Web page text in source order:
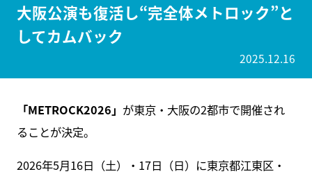
大阪公演も復活し“完全体メトロック”と
してカムバック
2025.12.16
「METROCK2026」 が東京・大阪の2都市で開催され
ることが決定。
2026年5月16日（土）・17日（日）に東京都江東区・